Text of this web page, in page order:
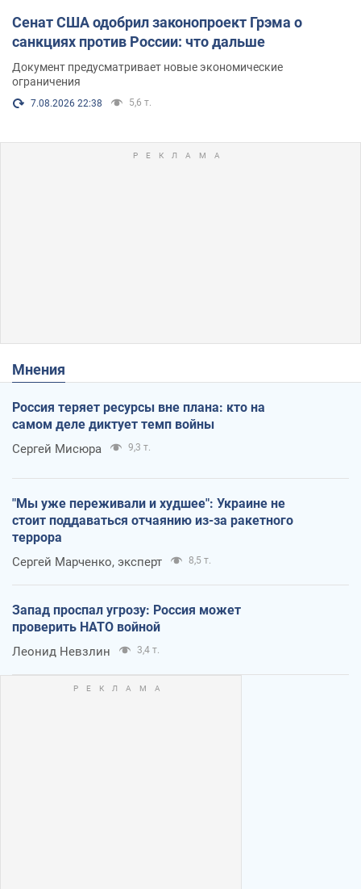
Сенат США одобрил законопроект Грэма о
санкциях против России: что дальше
Документ предусматривает новые экономические
ограничения
7.08.2026 22:38 5,6 т.
Мнения
Россия теряет ресурсы вне плана: кто на
самом деле диктует темп войны
Сергей Мисюра 9,3 т.
"Мы уже переживали и худшее": Украине не
стоит поддаваться отчаянию из-за ракетного
террора
Сергей Марченко, эксперт 8,5 т.
Запад проспал угрозу: Россия может
проверить НАТО войной
Леонид Невзлин 3,4 т.